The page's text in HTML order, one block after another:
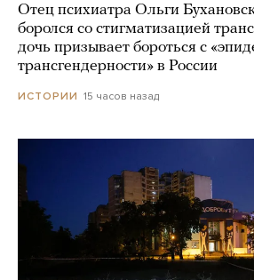
Отец психиатра Ольги
боролся со стигматизацией
дочь призывает бороться с
трансгендерности» в России
ИСТОРИИ 15 часов назад